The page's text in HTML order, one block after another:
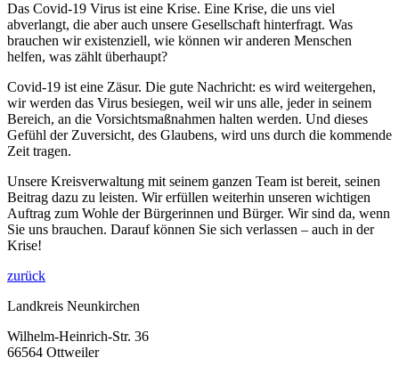
Das Covid-19 Virus ist eine Krise. Eine Krise, die uns viel
abverlangt, die aber auch unsere Gesellschaft hinterfragt. Was
brauchen wir existenziell, wie können wir anderen Menschen
helfen, was zählt überhaupt?
Covid-19 ist eine Zäsur. Die gute Nachricht: es wird weitergehen,
wir werden das Virus besiegen, weil wir uns alle, jeder in seinem
Bereich, an die Vorsichtsmaßnahmen halten werden. Und dieses
Gefühl der Zuversicht, des Glaubens, wird uns durch die kommende
Zeit tragen.
Unsere Kreisverwaltung mit seinem ganzen Team ist bereit, seinen
Beitrag dazu zu leisten. Wir erfüllen weiterhin unseren wichtigen
Auftrag zum Wohle der Bürgerinnen und Bürger. Wir sind da, wenn
Sie uns brauchen. Darauf können Sie sich verlassen – auch in der
Krise!
zurück
Landkreis Neunkirchen
Wilhelm-Heinrich-Str. 36
66564 Ottweiler